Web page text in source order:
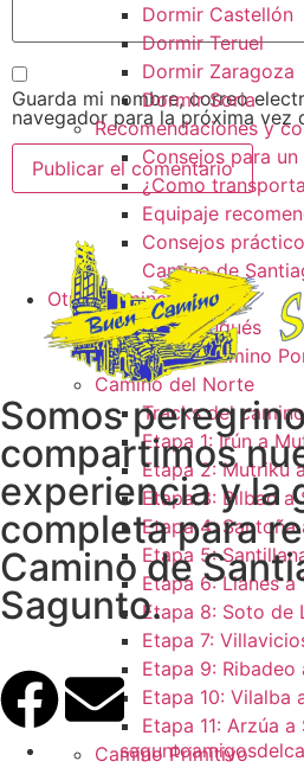
Dormir Castellón
Dormir Teruel
Dormir Zaragoza
Dormir Soria
Recomendaciones y
Consejos para
¿Como
Equipaje
Consejos
Camino de
Otros caminos
Camino Portugués
Tracks camino
Camino del Norte
Tracks del
Etapa 1: Irún a
Etapa 2: Mutriku
Etapa 3: Bilbao a
Etapa 4: Santoña
Etapa 5:
Etapa 6: Llanes
Etapa 8: Soto de
Etapa 7:
Etapa 9: Ribadeo
Etapa 10: Vilalba
Etapa 11: Arzúa a
Camino Primitivo
Guarda mi nombre, correo
navegador para la próxima vez
Somos
compartimos
experiencia y la
completa para
Camino de
Sagunto.